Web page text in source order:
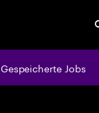
Gespeicherte Jobs